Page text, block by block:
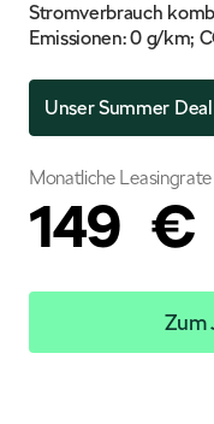
Stromverbrauch
Emissionen: 0 g/km;
Unser Summer Deal
Monatliche Leasingrate
149 €
Zum